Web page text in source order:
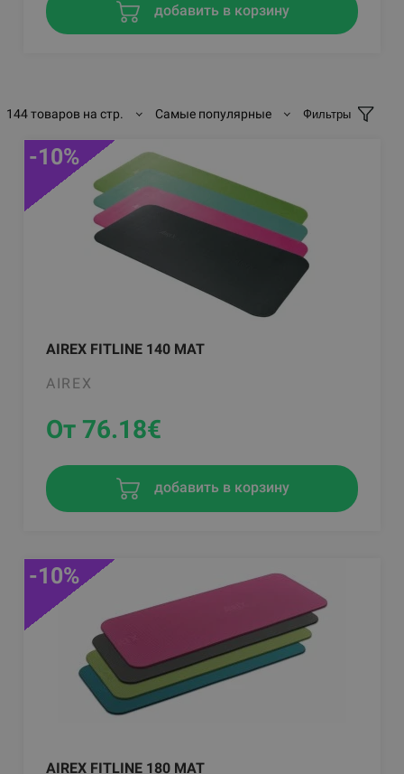
добавить в корзину
144 товаров на стр. Самые популярные Фильтры
AIREX FITLINE 140 MAT
AIREX
-10%
От 76.18€
добавить в корзину
AIREX FITLINE 180 MAT
-10%